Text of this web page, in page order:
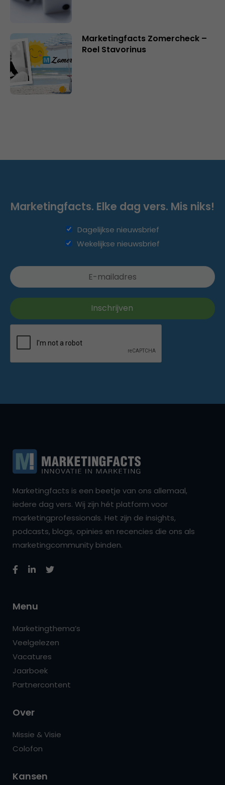
Marketingfacts Zomercheck –
Roel Stavorinus
Marketingfacts. Elke dag vers. Mis niks!
Dagelijkse nieuwsbrief
Wekelijkse nieuwsbrief
Marketingfacts is een beetje van ons allemaal,
iedere dag vers. Wij zijn hét platform voor
marketingprofessionals. Het zijn de insights,
podcasts, blogs, opinies en recencies die ons als
marketingcommunity binden.
Menu
Marketingthema’s
Veelgelezen
Vacatures
Jaarboek
Partnercontent
Over
Missie & Visie
Colofon
Kansen